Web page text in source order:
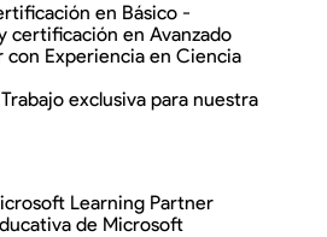
en Básico -
certificación en Avanzado
con Experiencia en Ciencia
exclusiva para nuestra
Learning Partner
de Microsoft